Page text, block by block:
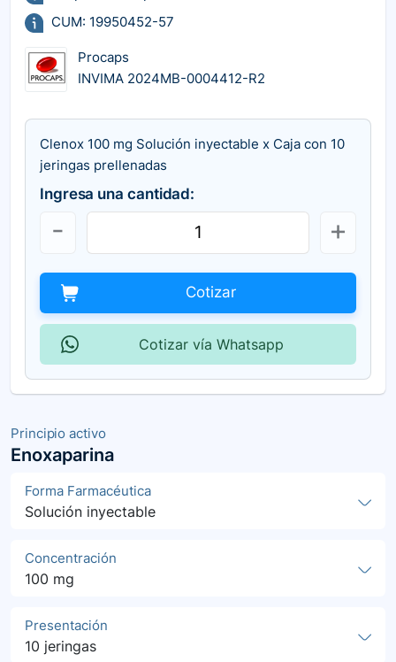
Principio activo
Enoxaparina
Forma Farmacéutica
Solución inyectable
Concentración
100 mg
Presentación
10 jeringas
CUM: 19950452-57
Procaps
INVIMA 2024MB-0004412-R2
Clenox 100 mg Solución inyectable x Caja con 10
jeringas prellenadas
Ingresa una cantidad:
Cotizar
Cotizar vía Whatsapp